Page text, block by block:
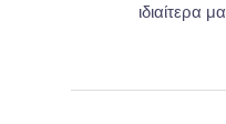
ιδιαίτερα